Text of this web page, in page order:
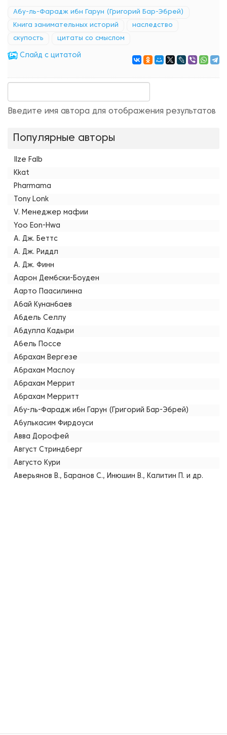
Абу-ль-Фарадж ибн Гарун (Григорий Бар-Эбрей)
Книга занимательных историй наследство
скупость цитаты со смыслом
Cлайд с цитатой
Введите имя автора для отображения результатов
Популярные авторы
Ilze Falb
Kkat
Pharmama
Tony Lonk
V. Менеджер мафии
Yoo Eon-Hwa
А. Дж. Беттс
А. Дж. Риддл
А. Дж. Финн
Аарон Дембски-Боуден
Аарто Паасилинна
Абай Кунанбаев
Абдель Селлу
Абдулла Кадыри
Абель Поссе
Абрахам Вергезе
Абрахам Маслоу
Абрахам Меррит
Абрахам Мерритт
Абу-ль-Фарадж ибн Гарун (Григорий Бар-Эбрей)
Абулькасим Фирдоуси
Авва Дорофей
Август Стриндберг
Августо Кури
Аверьянов В., Баранов С., Инюшин В., Калитин П. и др.